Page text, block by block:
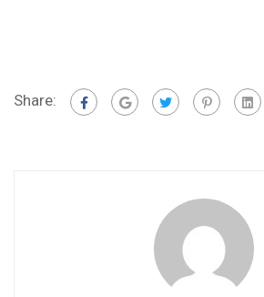
Share: